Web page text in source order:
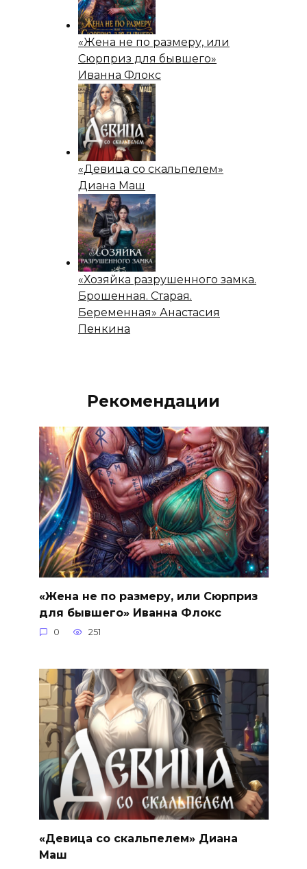
«Жена не по размеру, или
Сюрприз для бывшего»
Иванна Флокс
«Девица со скальпелем»
Диана Маш
«Хозяйка разрушенного замка.
Брошенная. Старая.
Беременная» Анастасия
Пенкина
Рекомендации
«Жена не по размеру, или Сюрприз
для бывшего» Иванна Флокс
0 251
«Девица со скальпелем» Диана
Маш